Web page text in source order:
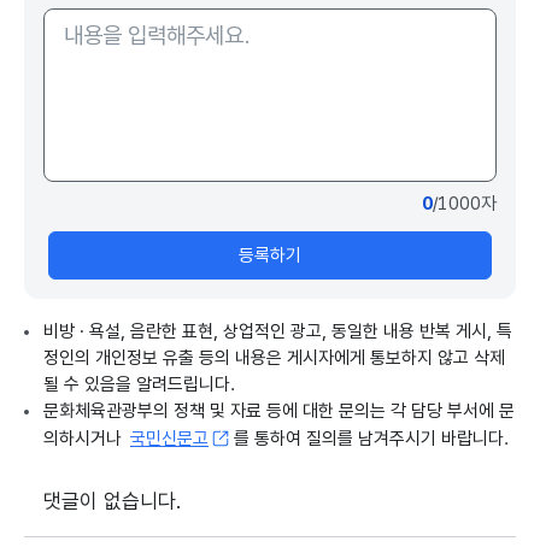
0/1000자
등록하기
비방 · 욕설, 음란한 표현, 상업적인 광고, 동일한 내용 반복 게시, 특
정인의 개인정보 유출 등의 내용은 게시자에게 통보하지 않고 삭제
될 수 있음을 알려드립니다.
문화체육관광부의 정책 및 자료 등에 대한 문의는 각 담당 부서에 문
의하시거나 국민신문고 를 통하여 질의를 남겨주시기 바랍니다.
댓글이 없습니다.